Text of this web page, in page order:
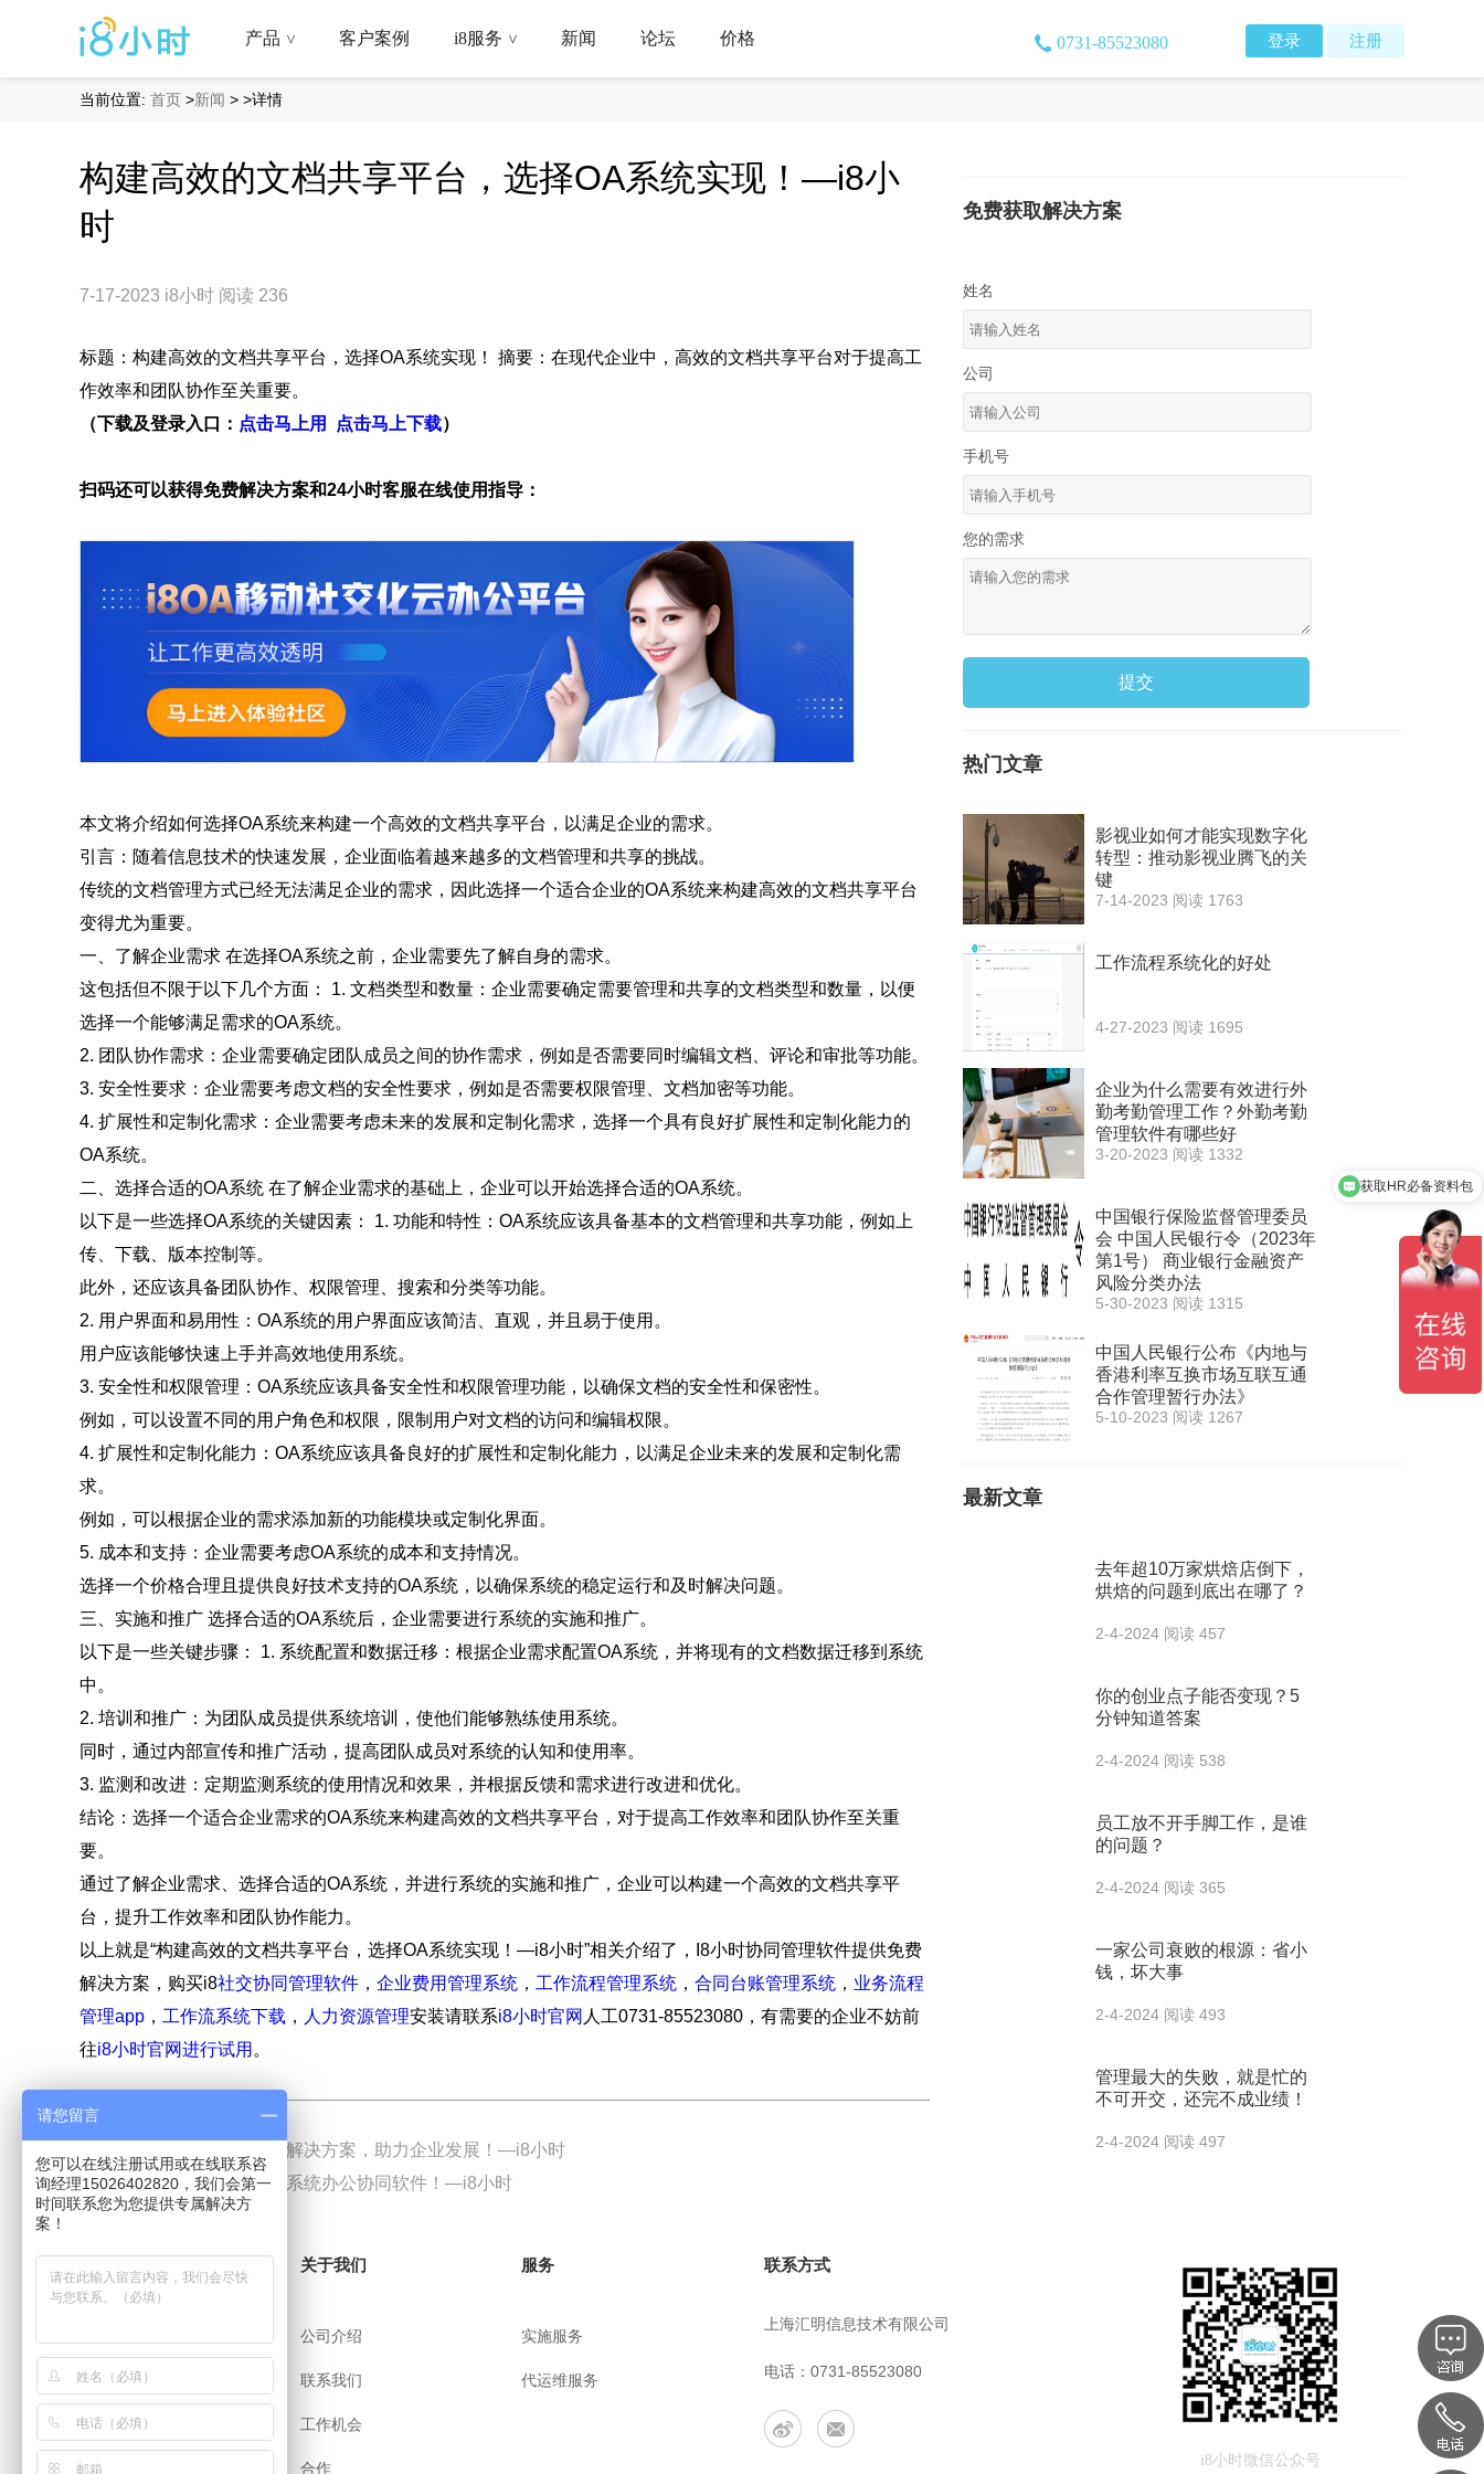
产品 > 客户案例 i8服务 > 新闻 论坛 价格 登录 注册
0731-85523080
当前位置: 首页 >新闻 > >详情
构建高效的文档共享平台，选择OA系统实现！—i8小
时
7-17-2023 i8小时 阅读 236
标题：构建高效的文档共享平台，选择OA系统实现！ 摘要：在现代企业中，高效的文档共享平台对于提高工
作效率和团队协作至关重要。
（下载及登录入口： 点击马上用 点击马上下载）
扫码还可以获得免费解决方案和24小时客服在线使用指导：
本文将介绍如何选择OA系统来构建一个高效的文档共享平台，以满足企业的需求。
引言：随着信息技术的快速发展，企业面临着越来越多的文档管理和共享的挑战。
传统的文档管理方式已经无法满足企业的需求，因此选择一个适合企业的OA系统来构建高效的文档共享平台
变得尤为重要。
一、了解企业需求 在选择OA系统之前，企业需要先了解自身的需求。
这包括但不限于以下几个方面： 1. 文档类型和数量：企业需要确定需要管理和共享的文档类型和数量，以便
选择一个能够满足需求的OA系统。
2. 团队协作需求：企业需要确定团队成员之间的协作需求，例如是否需要同时编辑文档、评论和审批等功能。
3. 安全性要求：企业需要考虑文档的安全性要求，例如是否需要权限管理、文档加密等功能。
4. 扩展性和定制化需求：企业需要考虑未来的发展和定制化需求，选择一个具有良好扩展性和定制化能力的
OA系统。
二、选择合适的OA系统 在了解企业需求的基础上，企业可以开始选择合适的OA系统。
以下是一些选择OA系统的关键因素： 1. 功能和特性：OA系统应该具备基本的文档管理和共享功能，例如上
传、下载、版本控制等。
此外，还应该具备团队协作、权限管理、搜索和分类等功能。
2. 用户界面和易用性：OA系统的用户界面应该简洁、直观，并且易于使用。
用户应该能够快速上手并高效地使用系统。
3. 安全性和权限管理：OA系统应该具备安全性和权限管理功能，以确保文档的安全性和保密性。
例如，可以设置不同的用户角色和权限，限制用户对文档的访问和编辑权限。
4. 扩展性和定制化能力：OA系统应该具备良好的扩展性和定制化能力，以满足企业未来的发展和定制化需
求。
例如，可以根据企业的需求添加新的功能模块或定制化界面。
5. 成本和支持：企业需要考虑OA系统的成本和支持情况。
选择一个价格合理且提供良好技术支持的OA系统，以确保系统的稳定运行和及时解决问题。
三、实施和推广 选择合适的OA系统后，企业需要进行系统的实施和推广。
以下是一些关键步骤： 1. 系统配置和数据迁移：根据企业需求配置OA系统，并将现有的文档数据迁移到系统
中。
2. 培训和推广：为团队成员提供系统培训，使他们能够熟练使用系统。
同时，通过内部宣传和推广活动，提高团队成员对系统的认知和使用率。
3. 监测和改进：定期监测系统的使用情况和效果，并根据反馈和需求进行改进和优化。
结论：选择一个适合企业需求的OA系统来构建高效的文档共享平台，对于提高工作效率和团队协作至关重
要。
通过了解企业需求、选择合适的OA系统，并进行系统的实施和推广，企业可以构建一个高效的文档共享平
台，提升工作效率和团队协作能力。
以上就是“构建高效的文档共享平台，选择OA系统实现！—i8小时”相关介绍了，I8小时协同管理软件提供免费
解决方案，购买i8社交协同管理软件 ， 企业费用管理系统 ， 工作流程管理系统 ， 合同台账管理系统 ， 业务流程
管理app ， 工作流系统下载 ， 人力资源管理安装请联系i8小时官网 人工0731-85523080，有需要的企业不妨前
往i8小时官网进行试用 。
OA系统企业信息化解决方案，助力企业发展！—i8小时
下一篇高效办公利器：OA系统办公协同软件！—i8小时
免费获取解决方案
姓名
公司
手机号
您的需求
提交
热门文章
影视业如何才能实现数字化
转型：推动影视业腾飞的关
键
7-14-2023 阅读 1763
工作流程系统化的好处
4-27-2023 阅读 1695
企业为什么需要有效进行外
勤考勤管理工作？外勤考勤
管理软件有哪些好
3-20-2023 阅读 1332
中国银行保险监督管理委员
会 中国人民银行令（2023年
第1号） 商业银行金融资产
风险分类办法
5-30-2023 阅读 1315
中国人民银行公布《内地与
香港利率互换市场互联互通
合作管理暂行办法》
5-10-2023 阅读 1267
最新文章
去年超10万家烘焙店倒下，
烘焙的问题到底出在哪了？
2-4-2024 阅读 457
你的创业点子能否变现？5
分钟知道答案
2-4-2024 阅读 538
员工放不开手脚工作，是谁
的问题？
2-4-2024 阅读 365
一家公司衰败的根源：省小
钱，坏大事
2-4-2024 阅读 493
管理最大的失败，就是忙的
不可开交，还完不成业绩！
2-4-2024 阅读 497
用户协议
安全策略
app下载
关于我们
公司介绍
联系我们
工作机会
合作
服务
实施服务
代运维服务
联系方式
上海汇明信息技术有限公司
电话：0731-85523080
i8小时微信公众号
获取HR必备资料包
请您留言
您可以在线注册试用或在线联系咨
询经理15026402820，我们会第一
时间联系您为您提供专属解决方
案！